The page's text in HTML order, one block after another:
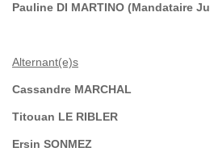
Pauline DI MARTINO (Mandataire
Alternant(e)s
Cassandre MARCHAL
Titouan LE RIBLER
Ersin SONMEZ